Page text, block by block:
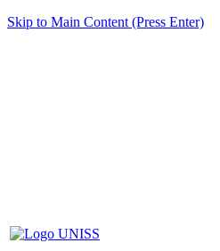
Skip to Main Content (Press Enter)